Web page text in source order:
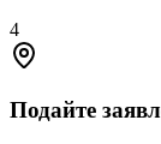
4
Подайте